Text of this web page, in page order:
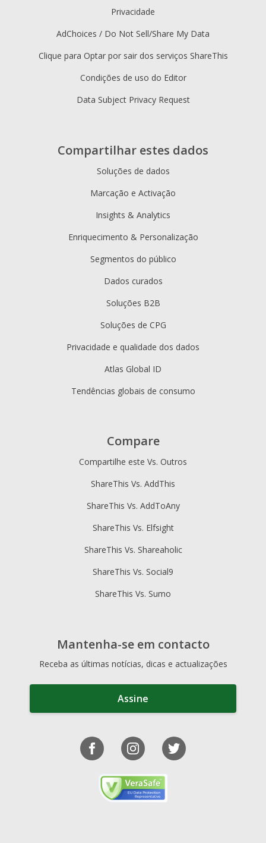
Compartilhar estes dados
Soluções de dados
Marcação e Activação
Insights & Analytics
Enriquecimento & Personalização
Segmentos do público
Dados curados
Soluções B2B
Soluções de CPG
Privacidade e qualidade dos dados
Atlas Global ID
Tendências globais de consumo
Privacidade
AdChoices / Do Not Sell/Share My Data
Clique para Optar por sair dos serviços ShareThis
Condições de uso do Editor
Data Subject Privacy Request
Compare
Compartilhe este Vs. Outros
ShareThis Vs. AddThis
ShareThis Vs. AddToAny
ShareThis Vs. Elfsight
ShareThis Vs. Shareaholic
ShareThis Vs. Social9
ShareThis Vs. Sumo
Mantenha-se em contacto
Receba as últimas notícias, dicas e actualizações
Assine